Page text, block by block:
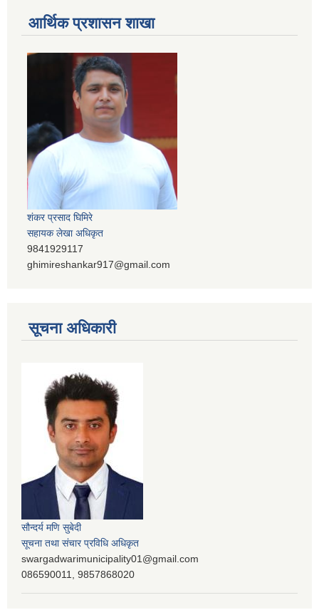
आर्थिक प्रशासन शाखा
शंकर प्रसाद घिमिरे
सहायक लेखा अधिकृत
9841929117
ghimireshankar917@gmail.com
सूचना अधिकारी
सौन्दर्य मणि सुबेदी
सूचना तथा संचार प्रविधि अधिकृत
swargadwarimunicipality01@gmail.com
086590011, 9857868020